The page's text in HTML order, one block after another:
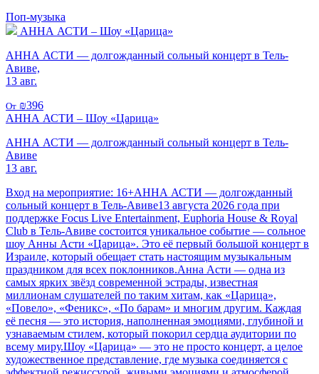
Поп-музыка
АННА АСТИ – Шоу «Царица»
АННА АСТИ — долгожданный сольный концерт в Тель-
Авиве,
13 авг.
От ₪396
АННА АСТИ – Шоу «Царица»
АННА АСТИ — долгожданный сольный концерт в Тель-
Авиве
13 авг.
Вход на мероприятие: 16+АННА АСТИ — долгожданный
сольный концерт в Тель-Авиве13 августа 2026 года при
поддержке Focus Live Entertainment, Euphoria House & Royal
Club в Тель-Авиве состоится уникальное событие — сольное
шоу Анны Асти «Царица». Это её первый большой концерт в
Израиле, который обещает стать настоящим музыкальным
праздником для всех поклонников.Анна Асти — одна из
самых ярких звёзд современной эстрады, известная
миллионам слушателей по таким хитам, как «Царица»,
«Повело», «Феникс», «По барам» и многим другим. Каждая
её песня — это история, наполненная эмоциями, глубиной и
узнаваемым стилем, который покорил сердца аудитории по
всему миру.Шоу «Царица» — это не просто концерт, а целое
художественное представление, где музыка соединяется с